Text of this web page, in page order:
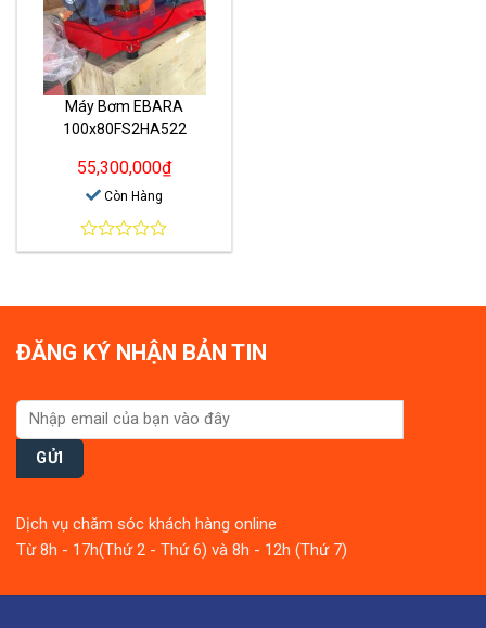
Máy Bơm EBARA
100x80FS2HA522
55,300,000₫
Còn Hàng
0
5
ĐĂNG KÝ NHẬN BẢN TIN
Dịch vụ chăm sóc khách hàng online
Từ 8h - 17h(Thứ 2 - Thứ 6) và 8h - 12h (Thứ 7)